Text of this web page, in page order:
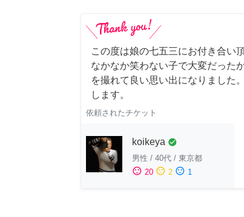
この度は娘の七五三にお付き合い
なかなか笑わない子で大変だった
を撮れて良い思い出になりました
します。
依頼されたチケット
koikeya check_circle
男性 / 40代 / 東京都
sentiment_satisfied 20 sentiment_neutral 2 sentiment_dissatisfied 1